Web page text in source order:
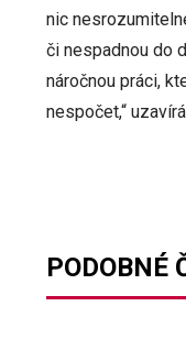
nic
či nespadnou do
náročnou práci,
nespočet,“
PODOBNÉ